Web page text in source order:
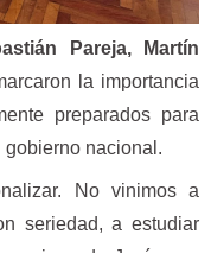
Pareja, Martín
la importancia
preparados para
nacional.
No vinimos a
seriedad, a estudiar